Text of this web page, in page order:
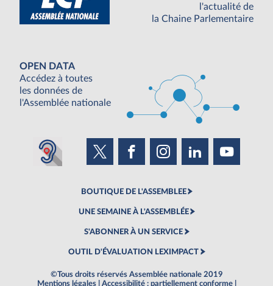
l'actualité de
la Chaine Parlementaire
OPEN DATA
Accédez à toutes
les données de
l'Assemblée nationale
BOUTIQUE DE L'ASSEMBLEE
UNE SEMAINE À L'ASSEMBLÉE
S'ABONNER À UN SERVICE
OUTIL D'ÉVALUATION LEXIMPACT
©Tous droits réservés Assemblée nationale 2019
Mentions légales
Accessibilité : partiellement conforme